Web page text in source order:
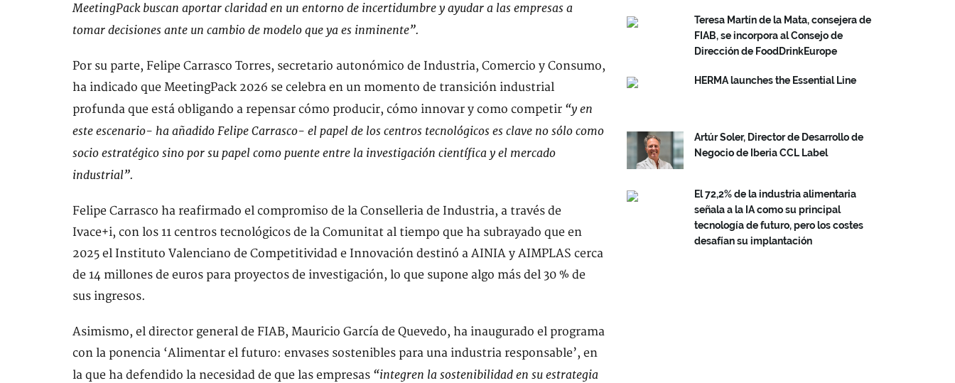
MeetingPack buscan aportar claridad en un entorno de incertidumbre y ayudar a las empresas a
tomar decisiones ante un cambio de modelo que ya es inminente”.
Por su parte, Felipe Carrasco Torres, secretario autonómico de Industria, Comercio y Consumo,
ha indicado que MeetingPack 2026 se celebra en un momento de transición industrial
profunda que está obligando a repensar cómo producir, cómo innovar y como competir “y en
este escenario- ha añadido Felipe Carrasco- el papel de los centros tecnológicos es clave no sólo como
socio estratégico sino por su papel como puente entre la investigación científica y el mercado
industrial”.
Felipe Carrasco ha reafirmado el compromiso de la Conselleria de Industria, a través de
Ivace+i, con los 11 centros tecnológicos de la Comunitat al tiempo que ha subrayado que en
2025 el Instituto Valenciano de Competitividad e Innovación destinó a AINIA y AIMPLAS cerca
de 14 millones de euros para proyectos de investigación, lo que supone algo más del 30 % de
sus ingresos.
Asimismo, el director general de FIAB, Mauricio García de Quevedo, ha inaugurado el programa
con la ponencia ‘Alimentar el futuro: envases sostenibles para una industria responsable’, en
la que ha defendido la necesidad de que las empresas “integren la sostenibilidad en su estrategia
Teresa Martín de la Mata, consejera de
FIAB, se incorpora al Consejo de
Dirección de FoodDrinkEurope
HERMA launches the Essential Line
Artúr Soler, Director de Desarrollo de
Negocio de Iberia CCL Label
El 72,2% de la industria alimentaria
señala a la IA como su principal
tecnología de futuro, pero los costes
desafían su implantación